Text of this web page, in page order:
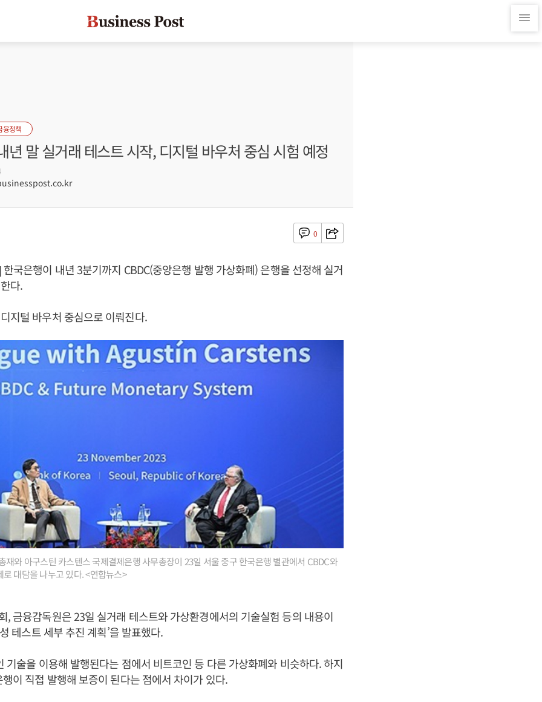
융정책
년 말 실거래 테스트 시작, 디지털 바우처 중심 시험 예정
0
국은행이 내년 3분기까지 CBDC(중앙은행 발행 가상화폐) 은행을 선정해 실거
다.
지털 바우처 중심으로 이뤄진다.
재와 아구스틴 카스텐스 국제결제은행 사무총장이 23일 서울 중구 한국은행 별관에서 CBDC와
대담을 나누고 있다. <연합뉴스>
, 금융감독원은 23일 실거래 테스트와 가상환경에서의 기술실험 등의 내용이
테스트 세부 추진 계획’을 발표했다.
기술을 이용해 발행된다는 점에서 비트코인 등 다른 가상화폐와 비슷하다. 하지
이 직접 발행해 보증이 된다는 점에서 차이가 있다.